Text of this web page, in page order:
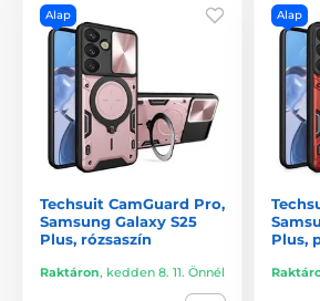
Alap
Techsuit CamGuard Pro,
Samsung Galaxy S25
Plus, rózsaszín
Raktáron, kedden 8. 11. Önnél
Alap
Plus,